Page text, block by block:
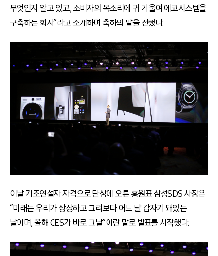
무엇인지 알고 있고, 소비자의 목소리에 귀 기울여 에코시스템을
구축하는 회사”라고 소개하며 축하의 말을 전했다.
이날 기조연설자 자격으로 단상에 오른 홍원표 삼성SDS 사장은
“미래는 우리가 상상하고 그려보다 어느 날 갑자기 돼있는
날이며, 올해 CES가 바로 그날”이란 말로 발표를 시작했다.